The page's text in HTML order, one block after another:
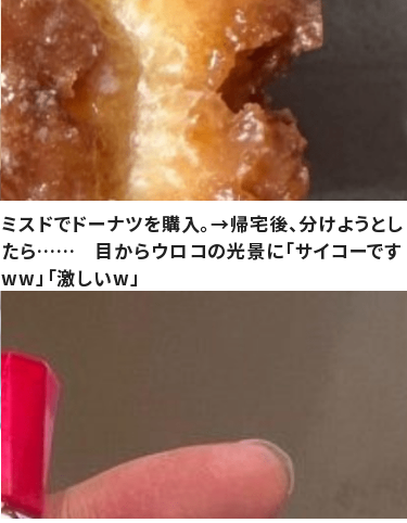
ミスドでドーナツを購入。→帰宅後、分けようとし
たら…… 目からウロコの光景に「サイコーです
ww」「激しいw」